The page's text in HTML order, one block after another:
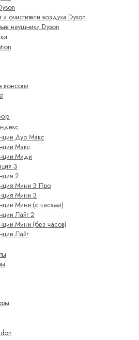
и очистители воздуха Dyson
наушники Dyson
консоли
Дуо Макс
Макс
Миди
3
2
Мини 3 Про
Мини 3
Мини (с часами)
Лайт 2
Мини (без часов)
Лайт